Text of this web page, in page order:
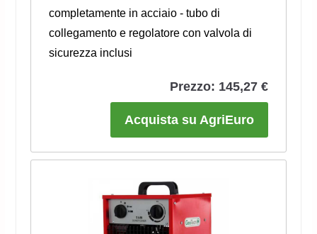
completamente in acciaio - tubo di
collegamento e regolatore con valvola di
sicurezza inclusi
Prezzo: 145,27 €
Acquista su AgriEuro